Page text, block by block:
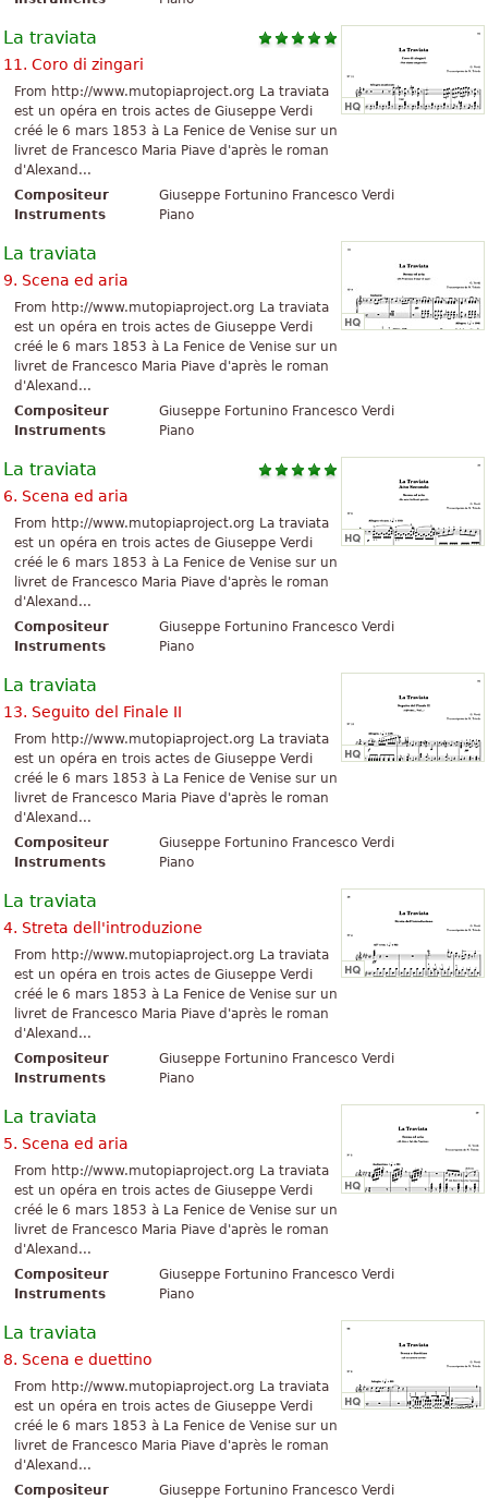
La traviata
11. Coro di zingari
From http://www.mutopiaproject.org La traviata
est un opéra en trois actes de Giuseppe Verdi
créé le 6 mars 1853 à La Fenice de Venise sur un
livret de Francesco Maria Piave d'après le roman
d'Alexand...
Compositeur
Giuseppe Fortunino Francesco Verdi
Instruments
Piano
La traviata
9. Scena ed aria
From http://www.mutopiaproject.org La traviata
est un opéra en trois actes de Giuseppe Verdi
créé le 6 mars 1853 à La Fenice de Venise sur un
livret de Francesco Maria Piave d'après le roman
d'Alexand...
Compositeur
Giuseppe Fortunino Francesco Verdi
Instruments
Piano
La traviata
6. Scena ed aria
From http://www.mutopiaproject.org La traviata
est un opéra en trois actes de Giuseppe Verdi
créé le 6 mars 1853 à La Fenice de Venise sur un
livret de Francesco Maria Piave d'après le roman
d'Alexand...
Compositeur
Giuseppe Fortunino Francesco Verdi
Instruments
Piano
La traviata
13. Seguito del Finale II
From http://www.mutopiaproject.org La traviata
est un opéra en trois actes de Giuseppe Verdi
créé le 6 mars 1853 à La Fenice de Venise sur un
livret de Francesco Maria Piave d'après le roman
d'Alexand...
Compositeur
Giuseppe Fortunino Francesco Verdi
Instruments
Piano
La traviata
4. Streta dell'introduzione
From http://www.mutopiaproject.org La traviata
est un opéra en trois actes de Giuseppe Verdi
créé le 6 mars 1853 à La Fenice de Venise sur un
livret de Francesco Maria Piave d'après le roman
d'Alexand...
Compositeur
Giuseppe Fortunino Francesco Verdi
Instruments
Piano
La traviata
5. Scena ed aria
From http://www.mutopiaproject.org La traviata
est un opéra en trois actes de Giuseppe Verdi
créé le 6 mars 1853 à La Fenice de Venise sur un
livret de Francesco Maria Piave d'après le roman
d'Alexand...
Compositeur
Giuseppe Fortunino Francesco Verdi
Instruments
Piano
La traviata
8. Scena e duettino
From http://www.mutopiaproject.org La traviata
est un opéra en trois actes de Giuseppe Verdi
créé le 6 mars 1853 à La Fenice de Venise sur un
livret de Francesco Maria Piave d'après le roman
d'Alexand...
Compositeur
Giuseppe Fortunino Francesco Verdi